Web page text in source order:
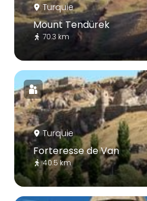
Turquie
Mount Tendürek
70.3 km
Turquie
Forteresse de Van
40.5 km